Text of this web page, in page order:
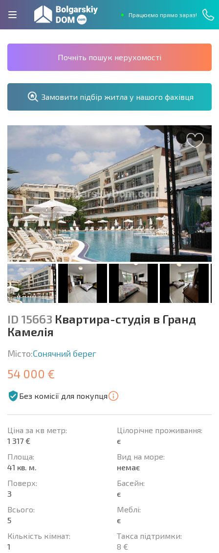
Працюємо прямо зараз!
Почніть пошук нерухомості
Замовити підбір житла у нашого фахівця
ID 15663 Квартира-студія в Гранд
Камелія
Місто:Сонячний берег
54 000 €
Без комісії для покупця
Ціна за кв метр:
1 317 €
Площа:
41 кв. м.
Поверх:
3
Всього:
5
Кількість кімнат:
1
Цілорічне проживання:
є
Вид на море:
немає
Баcейн:
є
Меблі:
є
Такса підтримки:
8 €